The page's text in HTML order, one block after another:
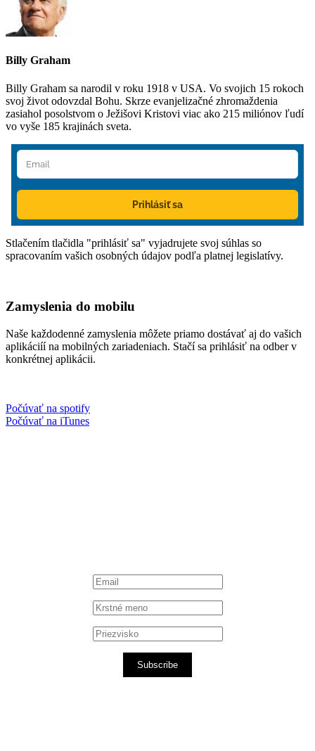
Billy Graham
Billy Graham sa narodil v roku 1918 v USA. Vo svojich 15 rokoch
svoj život odovzdal Bohu. Skrze evanjelizačné zhromaždenia
zasiahol posolstvom o Ježišovi Kristovi viac ako 215 miliónov ľudí
vo vyše 185 krajinách sveta.
Prihlásiť sa
Stlačením tlačidla "prihlásiť sa" vyjadrujete svoj súhlas so
spracovaním vašich osobných údajov podľa platnej legislatívy.
Zamyslenia do mobilu
Naše každodenné zamyslenia môžete priamo dostávať aj do vašich
aplikáciíí na mobilných zariadeniach. Stačí sa prihlásiť na odber v
konkrétnej aplikácii.
Počúvať na spotify
Počúvať na iTunes
Subscribe